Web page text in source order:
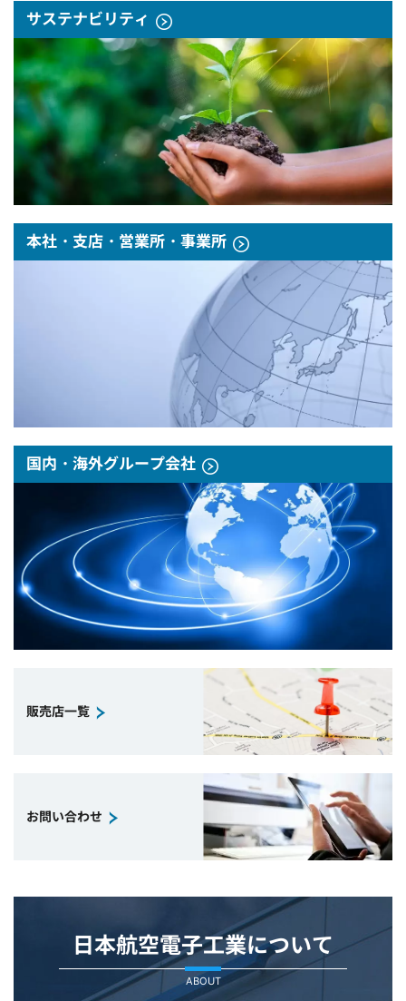
サステナビリティ
本社・支店・営業所・事業所
国内・海外グループ会社
販売店一覧
お問い合わせ
日本航空電子工業について
ABOUT